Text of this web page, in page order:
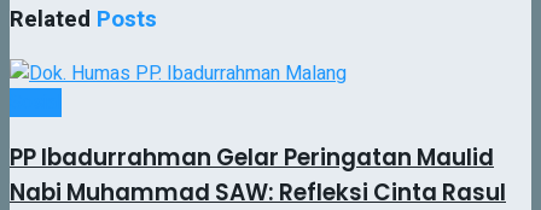
Related Posts
PP Ibadurrahman Gelar Peringatan Maulid
Nabi Muhammad SAW: Refleksi Cinta Rasul